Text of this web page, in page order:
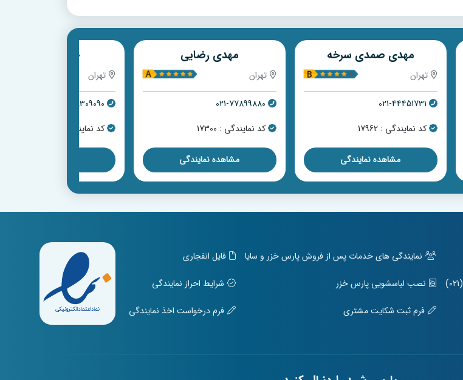
مهدی رضایی
تهران
021-77899880
کد نمایندگی : 17300
مشاهده نمایندگی
حسن رفاهیان
تهران
021-88309090
کد نمایندگی : 17633
مشاهده نمایندگی
محمد اکبرزاده افروزی
تهران
021-22495392
کد نمایندگی : 16133
نمایندگی های خدمات پس از فروش پارس خزر و سایا
نصب لباسشویی پارس خزر
فرم ثبت شکایت مشتری
فایل انفجاری
شرایط احراز نمایندگی
فرم درخواست اخذ نمایندگی